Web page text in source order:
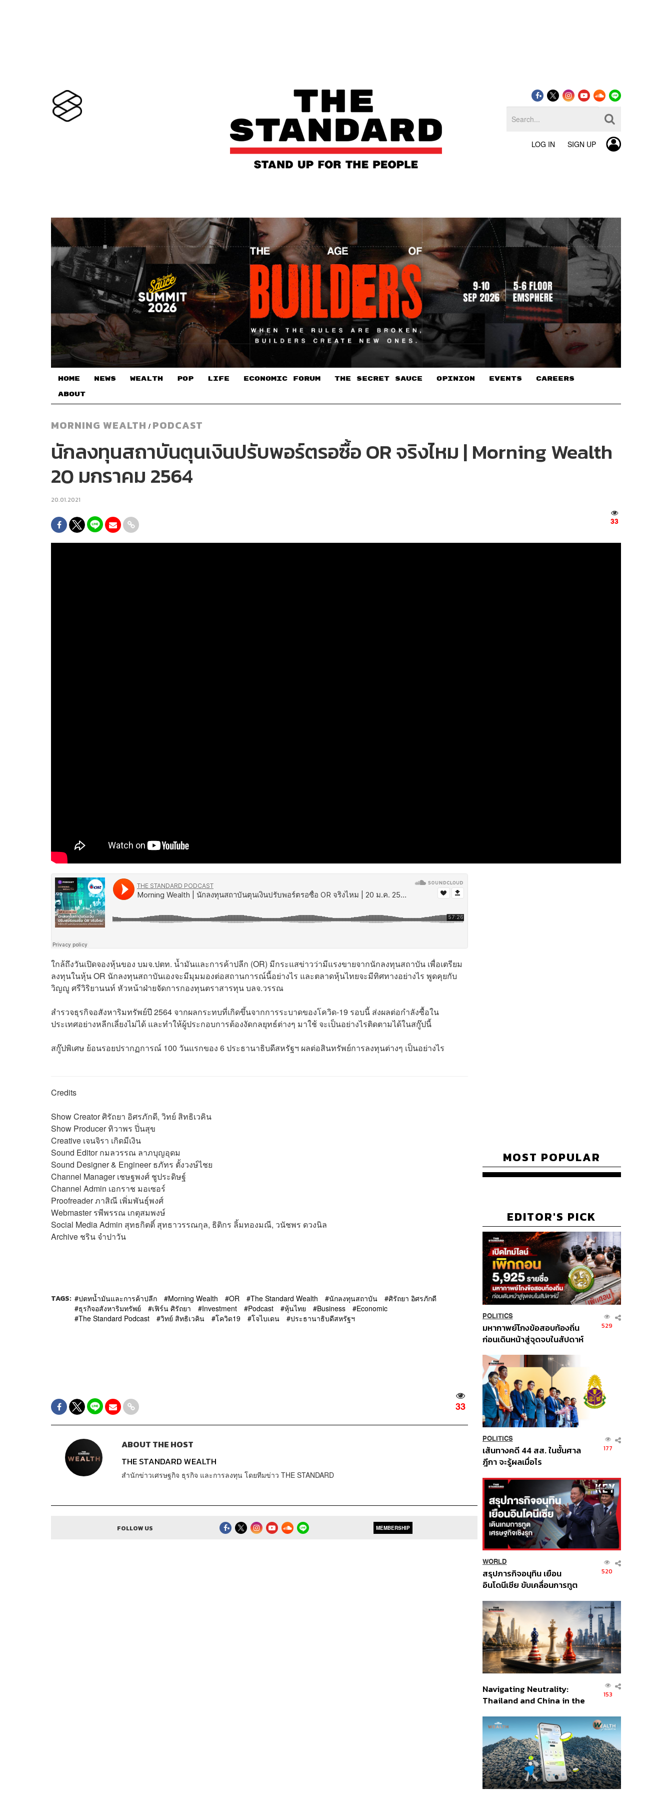
LOG IN SIGN UP
HOME NEWS WEALTH POP LIFE ECONOMIC FORUM THE SECRET SAUCE​ OPINION EVENTS CAREERS
ABOUT
MORNING WEALTH / PODCAST
นักลงทุนสถาบันตุนเงินปรับพอร์ตรอซื้อ OR จริงไหม | Morning Wealth
20 มกราคม 2564
20.01.2021
33
ใกล้ถึงวันเปิดจองหุ้นของ บมจ.ปตท. น้ำมันและการค้าปลีก (OR) มีกระแสข่าวว่ามีแรงขายจากนักลงทุนสถาบัน เพื่อเตรียม
ลงทุนในหุ้น OR นักลงทุนสถาบันเองจะมีมุมมองต่อสถานการณ์นี้อย่างไร และตลาดหุ้นไทยจะมีทิศทางอย่างไร พูดคุยกับ
วิญญู ศรีวิริยานนท์ หัวหน้าฝ่ายจัดการกองทุนตราสารทุน บลจ.วรรณ
สำรวจธุรกิจอสังหาริมทรัพย์ปี 2564 จากผลกระทบที่เกิดขึ้นจากการระบาดของโควิด-19 รอบนี้ ส่งผลต่อกำลังซื้อใน
ประเทศอย่างหลีกเลี่ยงไม่ได้ และทำให้ผู้ประกอบการต้องงัดกลยุทธ์ต่างๆ มาใช้ จะเป็นอย่างไรติดตามได้ในสกู๊ปนี้
สกู๊ปพิเศษ ย้อนรอยปรากฏการณ์ 100 วันแรกของ 6 ประธานาธิบดีสหรัฐฯ ผลต่อสินทรัพย์การลงทุนต่างๆ เป็นอย่างไร
Credits
Show Creator ศิรัถยา อิศรภักดี, วิทย์ สิทธิเวคิน
Show Producer ทิวาพร ปิ่นสุข
Creative เจนจิรา เกิดมีเงิน
Sound Editorกมลวรรณ ลาภบุญอุดม
Sound Designer & Engineer ธภัทร ตั้งวงษ์ไชย
Channel Manager เชษฐพงศ์ ชูประดิษฐ์
Channel Admin เอกราช มอเซอร์
Proofreader ภาสิณี เพิ่มพันธุ์พงศ์
Webmaster รพีพรรณ เกตุสมพงษ์
Social Media Admin สุทธกิตติ์​ สุทธาวรรณกุล, ธิติกร ลิ้มทองมณี, วนัชพร ดวงนิล
Archive ชริน จำปาวัน
TAGS: ปตทน้ำมันและการค้าปลีก Morning Wealth OR The Standard Wealth นักลงทุนสถาบัน
ศิรัถยา อิศรภักดี
ธุรกิจอสังหาริมทรัพย์
เฟิร์น ศิรัถยา Investment Podcast หุ้นไทย Business
Economic
The Standard Podcast
วิทย์ สิทธิเวคิน โควิด19 โจไบเดน ประธานาธิบดีสหรัฐฯ
33
ABOUT THE HOST
THE STANDARD WEALTH
สำนักข่าวเศรษฐกิจ ธุรกิจ และการลงทุน โดยทีมข่าว THE STANDARD
FOLLOW US MEMBERSHIP
MOST POPULAR
EDITOR'S PICK
POLITICS
มหากาพย์โกงข้อสอบท้องถิ่น
ก่อนเดินหน้าสู่จุดจบในสัปดาห์
529
POLITICS
เส้นทางคดี 44 สส. ในชั้นศาล
ฎีกา จะรู้ผลเมื่อไร
177
WORLD
สรุปภารกิจอนุทิน เยือน
อินโดนีเซีย ขับเคลื่อนการทูต
ส่วนยุทธศาสตร์ไทย –
อินโดนีเซีย
520
Navigating Neutrality:
Thailand and China in the
Order
153